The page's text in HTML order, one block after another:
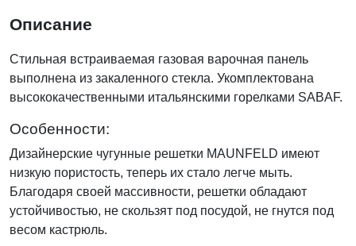
Описание
Стильная встраиваемая газовая варочная панель
выполнена из закаленного стекла. Укомплектована
высококачественными итальянскими горелками SABAF.
Особенности:
Дизайнерские чугунные решетки MAUNFELD имеют
низкую пористость, теперь их стало легче мыть.
Благодаря своей массивности, решетки обладают
устойчивостью, не скользят под посудой, не гнутся под
весом кастрюль.